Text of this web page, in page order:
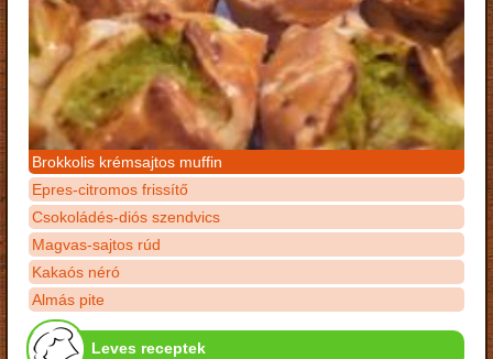
Brokkolis krémsajtos muffin
Epres-citromos frissítő
Csokoládés-diós szendvics
Magvas-sajtos rúd
Kakaós néró
Almás pite
Leves receptek